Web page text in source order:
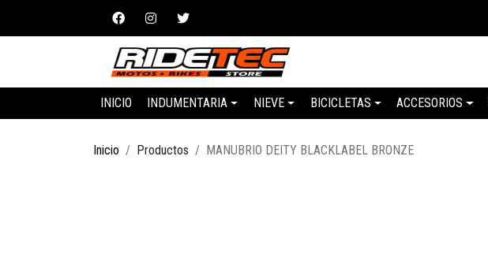
INICIO INDUMENTARIA NIEVE BICICLETAS ACCESORIOS
Inicio Productos MANUBRIO DEITY BLACKLABEL BRONZE